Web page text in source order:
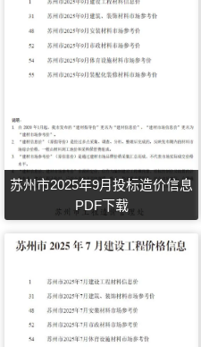
苏州市2025年9月投标造价信息
PDF下载